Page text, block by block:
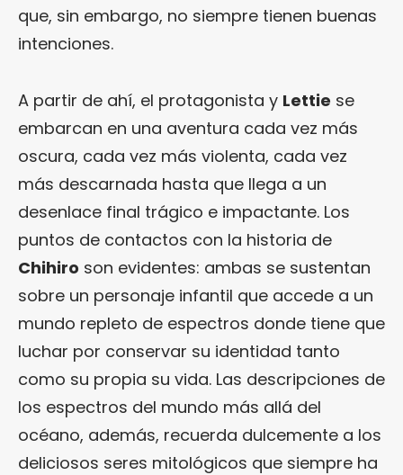
que, sin embargo, no siempre tienen buenas
intenciones.
A partir de ahí, el protagonista y Lettie se
embarcan en una aventura cada vez más
oscura, cada vez más violenta, cada vez
más descarnada hasta que llega a un
desenlace final trágico e impactante. Los
puntos de contactos con la historia de
Chihiro son evidentes: ambas se sustentan
sobre un personaje infantil que accede a un
mundo repleto de espectros donde tiene que
luchar por conservar su identidad tanto
como su propia su vida. Las descripciones de
los espectros del mundo más allá del
océano, además, recuerda dulcemente a los
deliciosos seres mitológicos que siempre ha